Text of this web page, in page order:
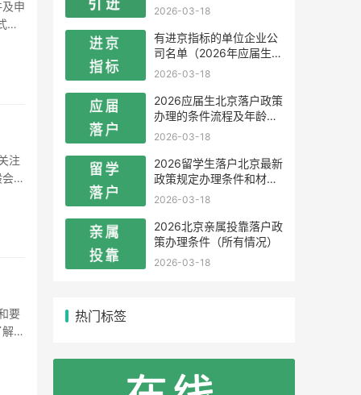
，
有
当
2026-03-18
有进京指标的单位企业公
司名单（2026年应届生留
学生）
2026-03-18
2026应届生北京落户政策
办理的条件流程及年龄限
制
2026-03-18
2026留学生落户北京最新
政策规定办理条件和材料
及流程
2026-03-18
2026北京亲属投靠落户政
策办理条件（所有情况）
2026-03-18
热门标签